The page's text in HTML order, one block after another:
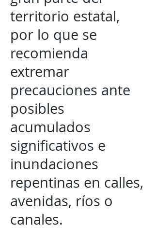
territorio estatal,
por lo que se
recomienda
extremar
precauciones ante
posibles
acumulados
significativos e
inundaciones
repentinas en calles,
avenidas, ríos o
canales.